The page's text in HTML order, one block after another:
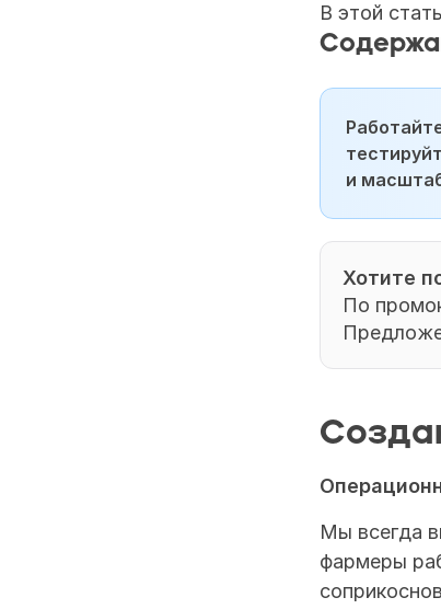
В этой
и
Хотите
По
Мы всегда
фармеры